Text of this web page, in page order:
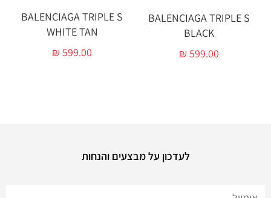
BALENCIAGA TRIPLE S
BLACK
₪599.00
BALENCIAGA TRIPLE S
WHITE TAN
₪599.00
לעדכון על מבצעים והנחות